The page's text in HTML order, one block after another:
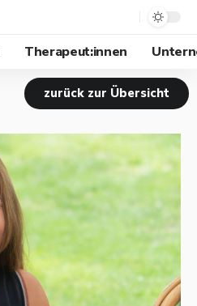
Therapeut:innen
zurück zur Übersicht